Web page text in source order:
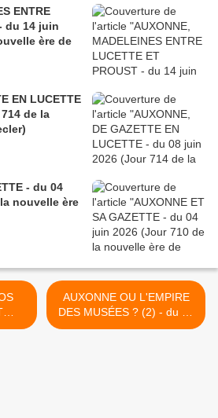
ENTRE
du 14 juin
ère de
EN LUCETTE
de la
- du 04
nouvelle ère
AUXONNE OU L'EMPIRE
DES MUSÉES ? (2) - du 15
avril 2024 (J+5597 après le